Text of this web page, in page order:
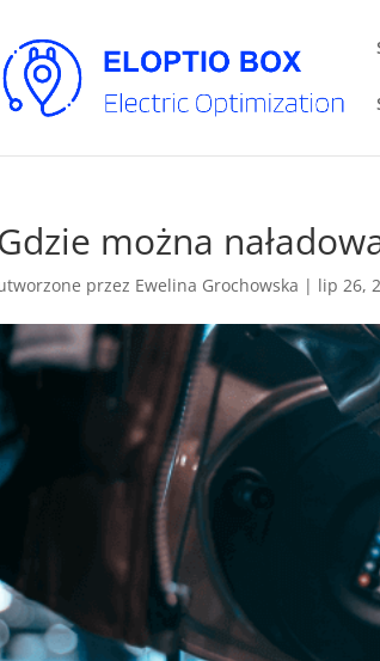
można
przez Ewelina Grochowska | lip 26,